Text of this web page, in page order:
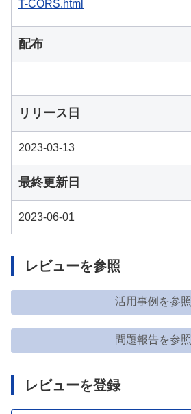
T-CORS.html
配布
リリース日
2023-03-13
最終更新日
2023-06-01
レビューを参照
活用事例を参照
問題報告を参照
レビューを登録